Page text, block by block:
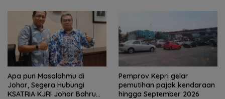
Apa pun Masalahmu di
Johor, Segera Hubungi
KSATRIA KJRI Johor Bahru
Pemprov Kepri gelar
pemutihan pajak kendaraan
hingga September 2026